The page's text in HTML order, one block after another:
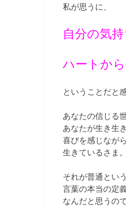
私が思うに、
自分の気持
ハートから
ということだと
あなたの信じる
あなたが生き生
喜びを感じながら
生きているさま。
それが普通という
言葉の本当の定
なんだと思うので